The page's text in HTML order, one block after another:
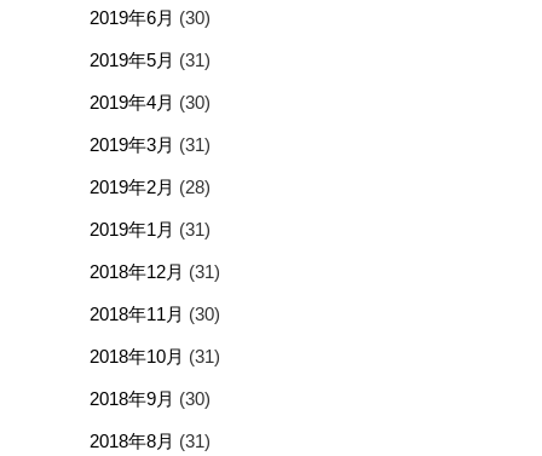
2019年6月 (30)
2019年5月 (31)
2019年4月 (30)
2019年3月 (31)
2019年2月 (28)
2019年1月 (31)
2018年12月 (31)
2018年11月 (30)
2018年10月 (31)
2018年9月 (30)
2018年8月 (31)